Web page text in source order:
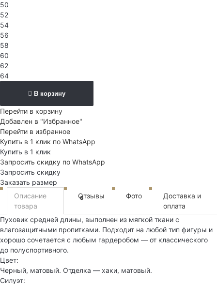
50
52
54
56
58
60
62
64
В корзину
Перейти в корзину
Добавлен в "Избранное"
Перейти в избранное
Купить в 1 клик по WhatsApp
Купить в 1 клик
Запросить скидку по WhatsApp
Запросить скидку
Заказать размер
Описание
товара
Отзывы
6 Фото
Доставка и
оплата
Пуховик средней длины, выполнен из мягкой ткани с
влагозащитными пропитками. Подходит на любой тип фигуры и
хорошо сочетается с любым гардеробом — от классического
до полуспортивного.
Цвет:
Черный, матовый. Отделка — хаки, матовый.
Силуэт: